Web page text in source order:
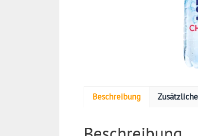
Beschreibung